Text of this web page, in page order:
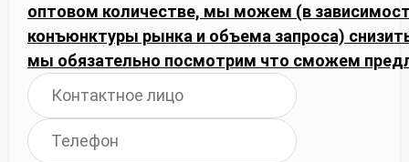
оптовом количестве, мы можем (в
конъюнктуры рынка и объема запроса)
мы обязательно посмотрим что сможем